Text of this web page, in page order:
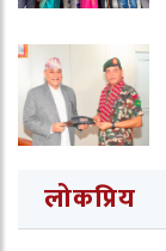
लोकप्रिय